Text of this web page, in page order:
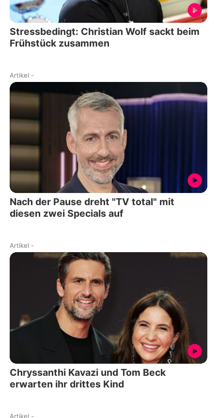
Stressbedingt: Christian Wolf sackt beim
Frühstück zusammen
Artikel -
Nach der Pause dreht "TV total" mit
diesen zwei Specials auf
Artikel -
Chryssanthi Kavazi und Tom Beck
erwarten ihr drittes Kind
Artikel -